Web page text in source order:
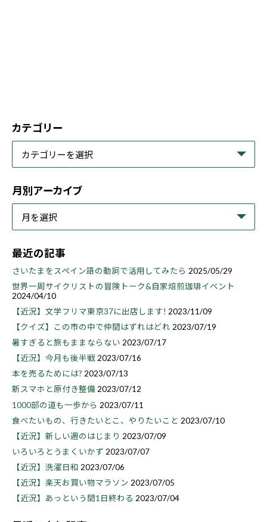
カテゴリー
月別アーカイブ
最近の記事
さいたまをスペイン語の動詞で活用してみたら 2025/05/29
世界一周サイクリストの冒険トーク&自家焙煎珈琲イベント
2024/04/10
【近況】文学フリマ東京37に出店します! 2023/11/09
【クイズ】この市の中で仲間はずれはどれ 2023/07/19
暑すぎると旅もままならない 2023/07/17
【近況】今月も後半戦 2023/07/16
本を売るためには? 2023/07/13
新スマホと原付き整備2023/07/12
1000部の道も一歩から 2023/07/11
食べたいもの、行きたいとこ、やりたいこと 2023/07/10
【近況】新しい週のはじまり 2023/07/09
いろいろとうまくいかず 2023/07/07
【近況】洗濯日和 2023/07/06
【近況】楽天お買い物マラソン 2023/07/05
【近況】あっという間1日終わる 2023/07/04